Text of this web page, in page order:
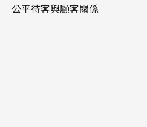
公平待客與顧客關係